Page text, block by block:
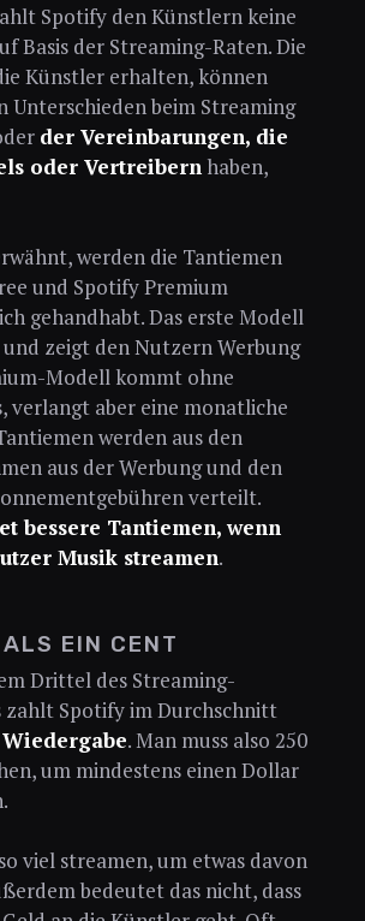
Spotify den Künstlern keine
Basis der Streaming-Raten. Die
Künstler erhalten, können
Unterschieden beim Streaming
der Vereinbarungen, die
oder Vertreibernhaben,
werden die Tantiemen
und Spotify Premium
gehandhabt. Das erste Modell
zeigt den Nutzern Werbung
Modell kommt ohne
verlangt aber eine monatliche
werden aus den
aus der Werbung und den
verteilt.
bessere Tantiemen, wenn
Musik streamen.
ALS EIN CENT
Drittel des Streaming-
Spotify im Durchschnitt
. Man muss also 250
um mindestens einen Dollar
viel streamen, um etwas davon
bedeutet das nicht, dass